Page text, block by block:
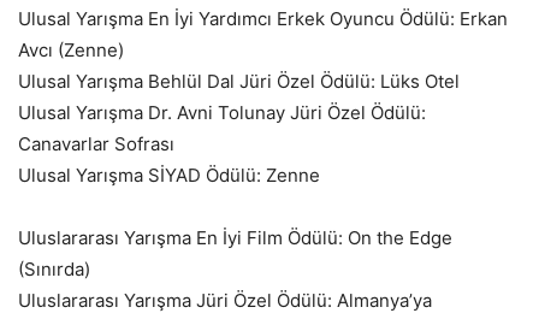
Ulusal Yarışma En İyi Yardımcı Erkek Oyuncu Ödülü: Erkan
Avcı (Zenne)
Ulusal Yarışma Behlül Dal Jüri Özel Ödülü: Lüks Otel
Ulusal Yarışma Dr. Avni Tolunay Jüri Özel Ödülü:
Canavarlar Sofrası
Ulusal Yarışma SİYAD Ödülü: Zenne
Uluslararası Yarışma En İyi Film Ödülü: On the Edge
(Sınırda)
Uluslararası Yarışma Jüri Özel Ödülü: Almanya’ya